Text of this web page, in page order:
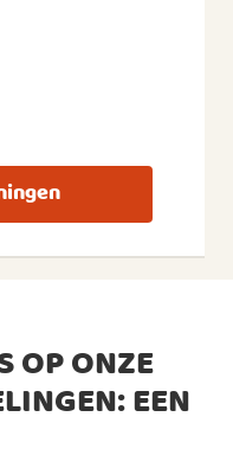
OP ONZE
EEN